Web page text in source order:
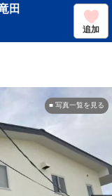
田
追加
■ 写真一覧を見る